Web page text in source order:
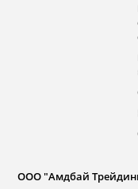
ООО "Амдбай